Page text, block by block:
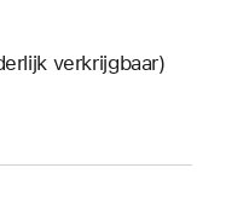
verkrijgbaar)